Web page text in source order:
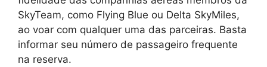
SkyTeam, como Flying Blue ou Delta SkyMiles,
ao voar com qualquer uma das parceiras. Basta
informar seu número de passageiro frequente
na reserva.